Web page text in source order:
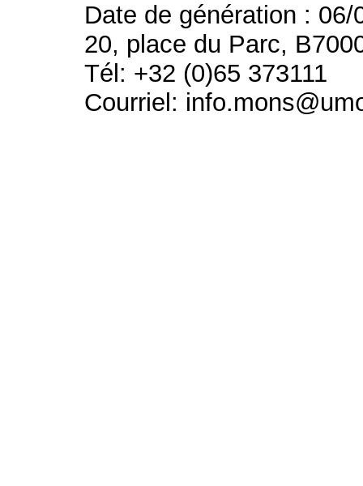
Date de génération : 06/
20, place du Parc,
Tél: +32 (0)65 373111
Courriel: